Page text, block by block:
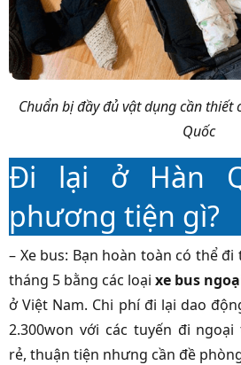
Chuẩn bị đầy đủ vật dụng cần thiết
Quốc
Đi lại ở Hàn
phương tiện gì?
– Xe bus: Bạn hoàn toàn có thể
tháng 5 bằng các loại xe bus
ở Việt Nam. Chi phí đi lại dao
2.300won với các tuyến đi ngoại
rẻ, thuận tiện nhưng cần đề